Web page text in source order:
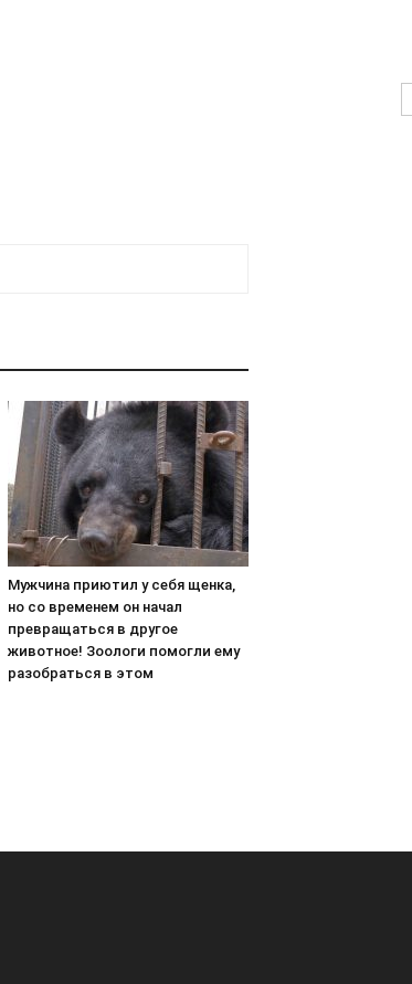
Мужчина приютил у себя щенка,
но со временем он начал
превращаться в другое
животное! Зоологи помогли ему
разобраться в этом